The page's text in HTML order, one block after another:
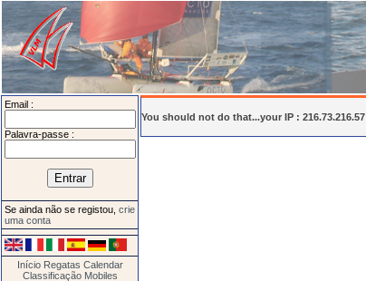
Email :
Palavra-passe :
Se ainda não se registou, crie
uma conta
Início Regatas Calendar
Classificação Mobiles
You should not do that...your IP : 216.73.216.57